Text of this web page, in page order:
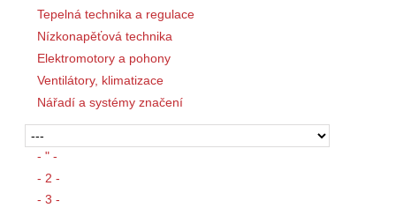
Tepelná technika a regulace
Nízkonapěťová technika
Elektromotory a pohony
Ventilátory, klimatizace
Nářadí a systémy značení
- " -
- 2 -
- 3 -